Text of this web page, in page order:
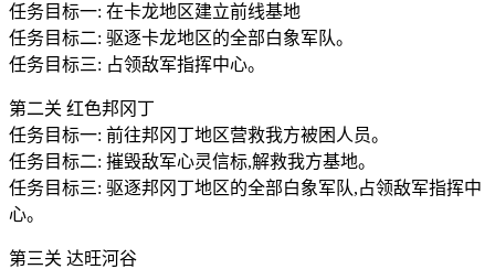
任务目标一: 在卡龙地区建立前线基地
任务目标二: 驱逐卡龙地区的全部白象军队。
任务目标三: 占领敌军指挥中心。
第二关 红色邦冈丁
任务目标一: 前往邦冈丁地区营救我方被困人员。
任务目标二: 摧毁敌军心灵信标,解救我方基地。
任务目标三: 驱逐邦冈丁地区的全部白象军队,占领敌军指挥中
心。
第三关 达旺河谷